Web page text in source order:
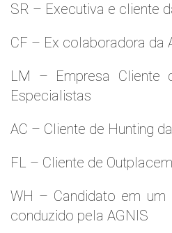
SR – Executiva e cliente
CF – Ex colaboradora da
LM – Empresa Cliente
Especialistas
AC – Cliente de Hunting
FL – Cliente de
WH – Candidato em um
conduzido pela AGNIS